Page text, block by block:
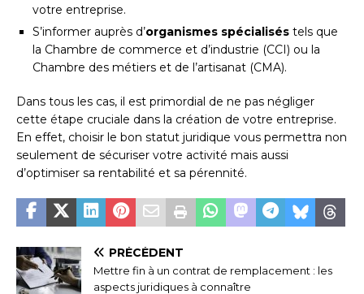
votre entreprise.
S’informer auprès d’organismes spécialisés tels que
la Chambre de commerce et d’industrie (CCI) ou la
Chambre des métiers et de l’artisanat (CMA).
Dans tous les cas, il est primordial de ne pas négliger
cette étape cruciale dans la création de votre entreprise.
En effet, choisir le bon statut juridique vous permettra non
seulement de sécuriser votre activité mais aussi
d’optimiser sa rentabilité et sa pérennité.
PRÉCÉDENT
Mettre fin à un contrat de remplacement : les
aspects juridiques à connaître